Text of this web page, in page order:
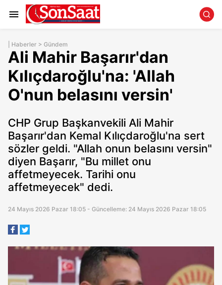
Haberler > Gündem
Ali Mahir Başarır'dan
Kılıçdaroğlu'na: 'Allah
O'nun belasını versin'
CHP Grup Başkanvekili Ali Mahir
Başarır'dan Kemal Kılıçdaroğlu'na sert
sözler geldi. "Allah onun belasını versin"
diyen Başarır, "Bu millet onu
affetmeyecek. Tarihi onu
affetmeyecek" dedi.
24 Mayıs 2026 Pazar 18:05 - Güncelleme: 24 Mayıs 2026 Pazar 18:05